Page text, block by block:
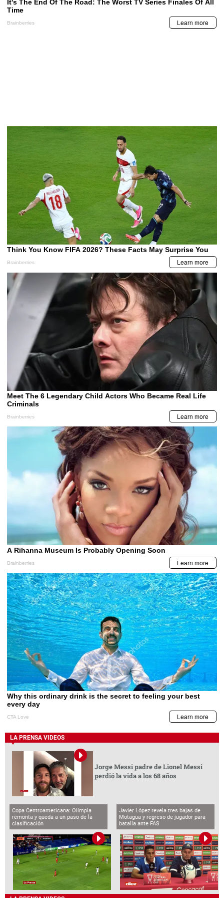
LA PRENSA VIDEOS
Jorge Messi padre de Lionel Messi
perdió la vida a los 68 años
Copa Centroamericana: Olimpia
remonta y queda a un paso de la
clasificación
Javier López revela tres bajas de
Motagua y regreso de jugador para
batalla ante FAS